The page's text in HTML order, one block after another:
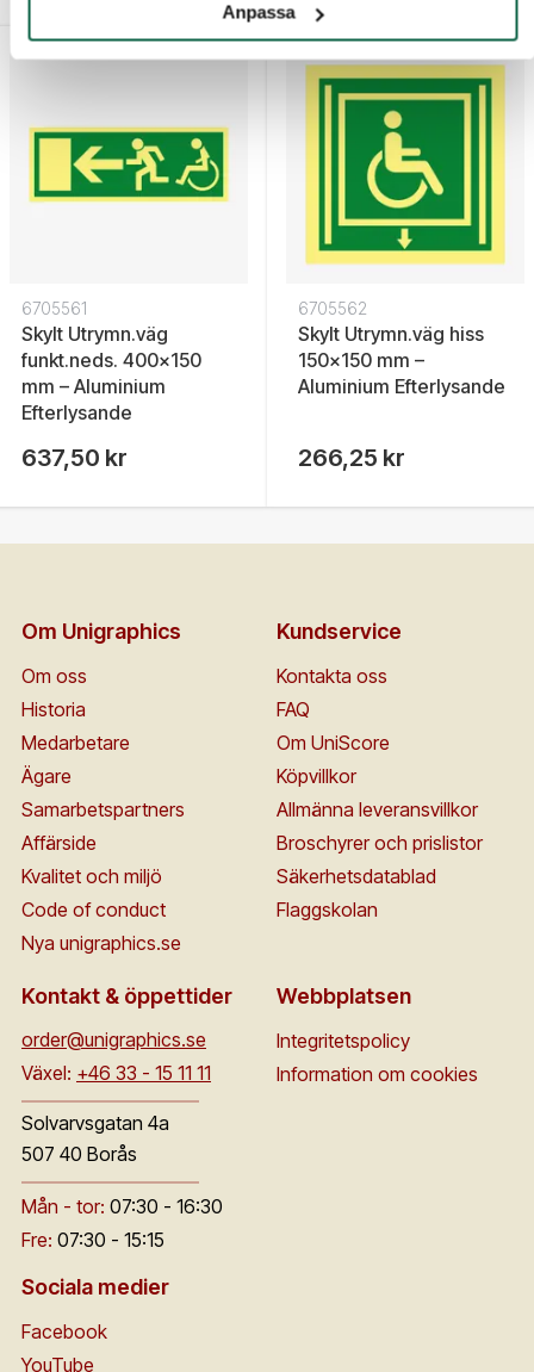
Anpassa
6705561
Skylt Utrymn.väg
funkt.neds. 400x150
mm – Aluminium
Efterlysande
637,50 kr
6705562
Skylt Utrymn.väg hiss
150x150 mm –
Aluminium Efterlysande
266,25 kr
Om Unigraphics
Om oss
Historia
Medarbetare
Ägare
Samarbetspartners
Affärside
Kvalitet och miljö
Code of conduct
Nya unigraphics.se
Kundservice
Kontakta oss
FAQ
Om UniScore
Köpvillkor
Allmänna leveransvillkor
Broschyrer och prislistor
Säkerhetsdatablad
Flaggskolan
Kontakt & öppettider
order@unigraphics.se
Växel: +46 33 - 15 11 11
Solvarvsgatan 4a
507 40 Borås
Mån - tor: 07:30 - 16:30
Fre: 07:30 - 15:15
Webbplatsen
Integritetspolicy
Information om cookies
Sociala medier
Facebook
YouTube